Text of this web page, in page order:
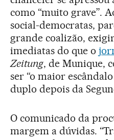
como “muito grave”.
social-democratas,
grande coalizão,
imediatas do que o
Zeitung, de Munique,
ser “o maior
duplo depois da
O comunicado da
margem a dúvidas.